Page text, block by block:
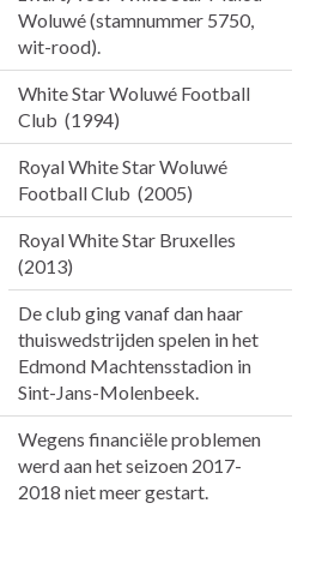
Woluwé (stamnummer 5750,
wit-rood).
White Star Woluwé Football
Club (1994)
Royal White Star Woluwé
Football Club (2005)
Royal White Star Bruxelles
(2013)
De club ging vanaf dan haar
thuiswedstrijden spelen in het
Edmond Machtensstadion in
Sint-Jans-Molenbeek.
Wegens financiële problemen
werd aan het seizoen 2017-
2018 niet meer gestart.